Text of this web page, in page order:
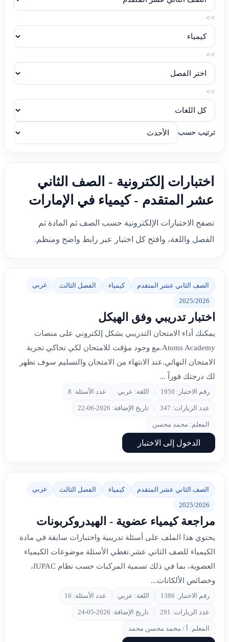
>>
>>
>>
ترتيب حسب
اختبارات إلكترونية - الصف الثاني
عشر المتقدم - كيمياء في الإمارات
تصفح الاختبارات الإلكترونية حسب الصف ثم المادة ثم
الفصل واللغة، وافتح كل اختبار عبر رابط واضح ومنظم.
الصف الثاني عشر المتقدم كيمياء الفصل الثالث عربي
2025/2026
اختبار تدريبي وفق الهيكل
يمكنك أداء الامتحان التدريبي بشكل إلكتروني على منصات
Atoms Academy.مع وجود مؤقت للامتحان لكي تحاكي تجربة
الامتحان النهائي.عند الانتهاء من الامتحان والتسليم سوف تظهر
لك درجتك فوراً ...
رقم الاختبار: 1950 اللغة: عربي عدد الأسئلة: 8
عدد الزيارات: 347 تاريخ الإضافة: 2026-06-22
المعلم: محمد محسن
الدخول إلى الاختبار
الصف الثاني عشر المتقدم كيمياء الفصل الثالث عربي
2025/2026
مراجعة كيمياء عضوية - الهيدروكربونات
يحتوي هذا الملف على أسئلة تدريبية واختبارات سابقة في مادة
الكيمياء للصف الثاني عشر.تغطي الأسئلة موضوعات الكيمياء
العضوية، بما في ذلك تسمية المركبات حسب نظام IUPAC،
وخصائص الألكانات...
رقم الاختبار: 1386 اللغة: عربي عدد الأسئلة: 16
عدد الزيارات: 291 تاريخ الإضافة: 2026-05-24
المعلم: أ / محمد محسن محمد